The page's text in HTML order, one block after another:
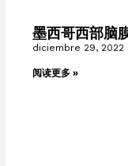
墨西哥西部脑
diciembre 29, 2022
阅读更多 »